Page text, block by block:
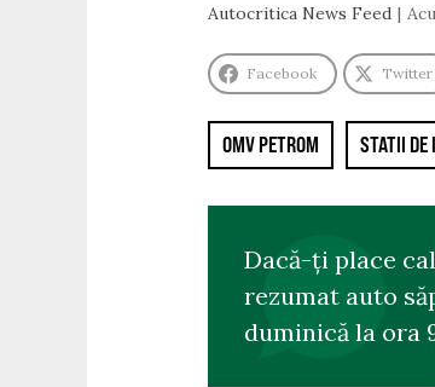
Autocritica News Feed
Facebook Twitter
OMV PETROM STATII DE
Dacă-ți place
rezumat auto
duminică la ora